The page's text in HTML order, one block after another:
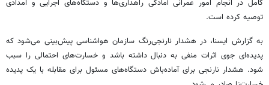
کامل در انجام امور عمرانی آمادگی راهداری‌ها و دستگاه‌های اجرایی و امدادی
توصیه کرده است.
به گزارش ایسنا، در هشدار نارنجی‌رنگ سازمان هواشناسی پیش‌بینی می‌شود که
پدیده‌ای جوی اثرات منفی به دنبال داشته باشد و خسارت‌های احتمالی را سبب
شود. هشدار نارنجی برای آماده‌باش دستگاه‌های مسئول برای مقابله با یک پدیده